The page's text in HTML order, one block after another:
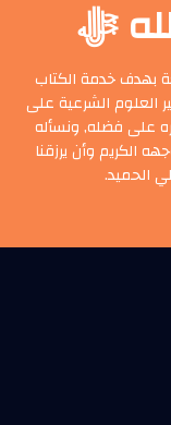
ﷻ
بهدف خدمة الكتاب
العلوم الشرعية على
على فضله, ونسأله
الكريم وأن يرزقنا
الحميد.